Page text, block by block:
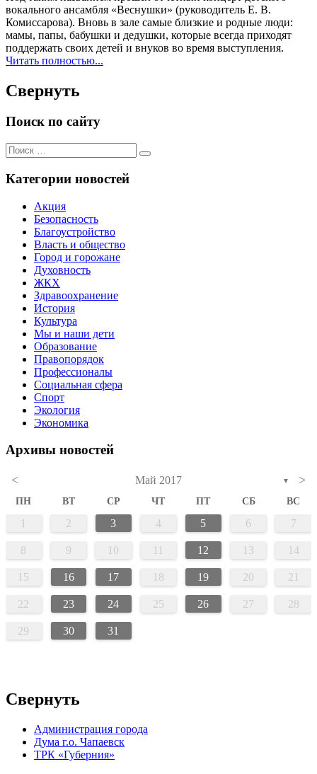
вокального ансамбля «Веснушки» (руководитель Е. В.
Комиссарова). Вновь в зале самые близкие и родные люди:
мамы, папы, бабушки и дедушки, которые всегда приходят
поддержать своих детей и внуков во время выступления.
Читать полностью...
Свернуть
Поиск по сайту
Поиск
для:
Поиск
Категории новостей
Акция
Безопасность
Благоустройство
Власть и общество
Город и горожане
Духовность
ЖКХ
Здравоохранение
История
Культура
Мы и наши дети
Образование
Правопорядок
Профессионалы
Социальная сфера
Спорт
Экология
Экономика
Архивы новостей
< Май 2017 ▼ >
ПН ВТ СР ЧТ ПТ СБ ВС
1 2 3 4 5 6 7
8 9 10 11 12 13 14
15 16 17 18 19 20 21
22 23 24 25 26 27 28
29 30 31
Свернуть
Администрация города
Дума г.о. Чапаевск
ТРК «Губерния»